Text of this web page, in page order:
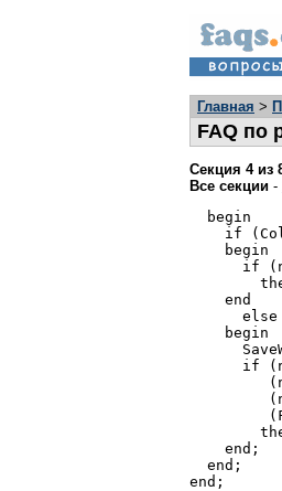
Главная >
FAQ по
Секция 4 из
Все секции -
  begin
if
    begin
if
    end
      else
    begin
if
    end;
  end;
end;